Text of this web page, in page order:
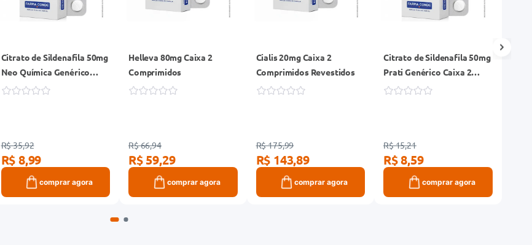
Citrato de Sildenafila 50mg
Neo Química Genérico
Caixa 4 Comprimidos
R$ 35,92
R$ 8,99
comprar agora
Helleva 80mg Caixa 2
Comprimidos
R$ 66,94
R$ 59,29
comprar agora
Cialis 20mg Caixa 2
Comprimidos Revestidos
R$ 175,99
R$ 143,89
comprar agora
Citrato de Sildenafila 50mg
Prati Genérico Caixa 2
Comprimidos Revestidos
R$ 15,21
R$ 8,59
comprar agora